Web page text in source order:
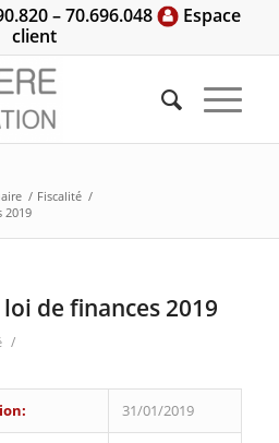
– 70.696.048
Espace
client
/ Fiscalité /
2019
loi de finances 2019
/
31/01/2019